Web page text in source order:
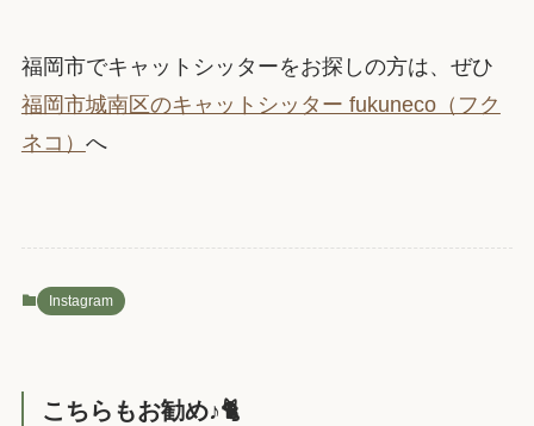
福岡市でキャットシッターをお探しの方は、ぜひ
福岡市城南区のキャットシッター fukuneco（フク
ネコ） へ
Instagram
こちらもお勧め♪🐈️